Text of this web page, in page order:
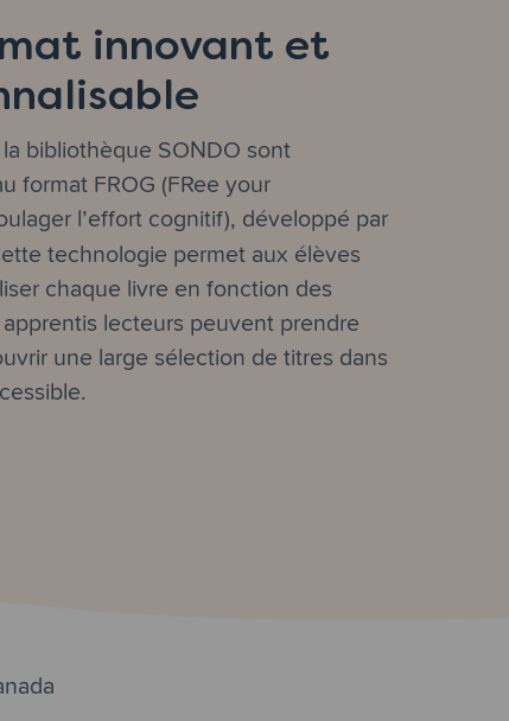
innovant et
bibliothèque SONDO sont
format FROG (FRee your
l’effort cognitif), développé par
technologie permet aux élèves
chaque livre en fonction des
lecteurs peuvent prendre
une large sélection de titres dans